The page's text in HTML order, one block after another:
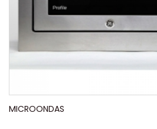
MICROONDAS